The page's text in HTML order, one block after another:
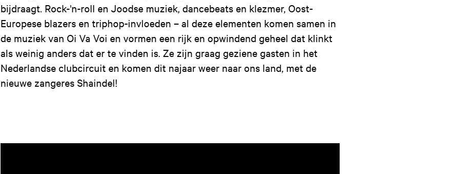
bijdraagt. Rock-'n-roll en Joodse muziek, dancebeats en klezmer, Oost-
Europese blazers en triphop-invloeden – al deze elementen komen samen in
de muziek van Oi Va Voi en vormen een rijk en opwindend geheel dat klinkt
als weinig anders dat er te vinden is. Ze zijn graag geziene gasten in het
Nederlandse clubcircuit en komen dit najaar weer naar ons land, met de
nieuwe zangeres Shaindel!